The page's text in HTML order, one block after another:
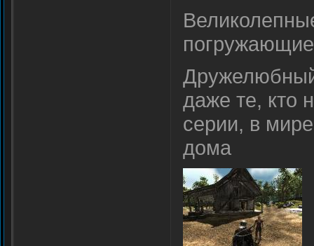
погружающие
даже те, кто
серии, в
дома